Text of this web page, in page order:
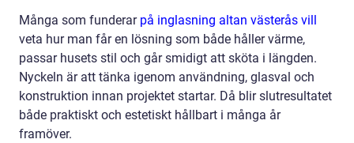
Många som funderar på inglasning altan västerås vill
veta hur man får en lösning som både håller värme,
passar husets stil och går smidigt att sköta i längden.
Nyckeln är att tänka igenom användning, glasval och
konstruktion innan projektet startar. Då blir slutresultatet
både praktiskt och estetiskt hållbart i många år
framöver.